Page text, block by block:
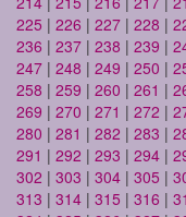
225 | 226 | 227 | 228 |
236 | 237 | 238 | 239 |
247 | 248 | 249 | 250 |
258 | 259 | 260 | 261 |
269 | 270 | 271 | 272 |
280 | 281 | 282 | 283 |
291 | 292 | 293 | 294 |
302 | 303 | 304 | 305 |
313 | 314 | 315 | 316 |